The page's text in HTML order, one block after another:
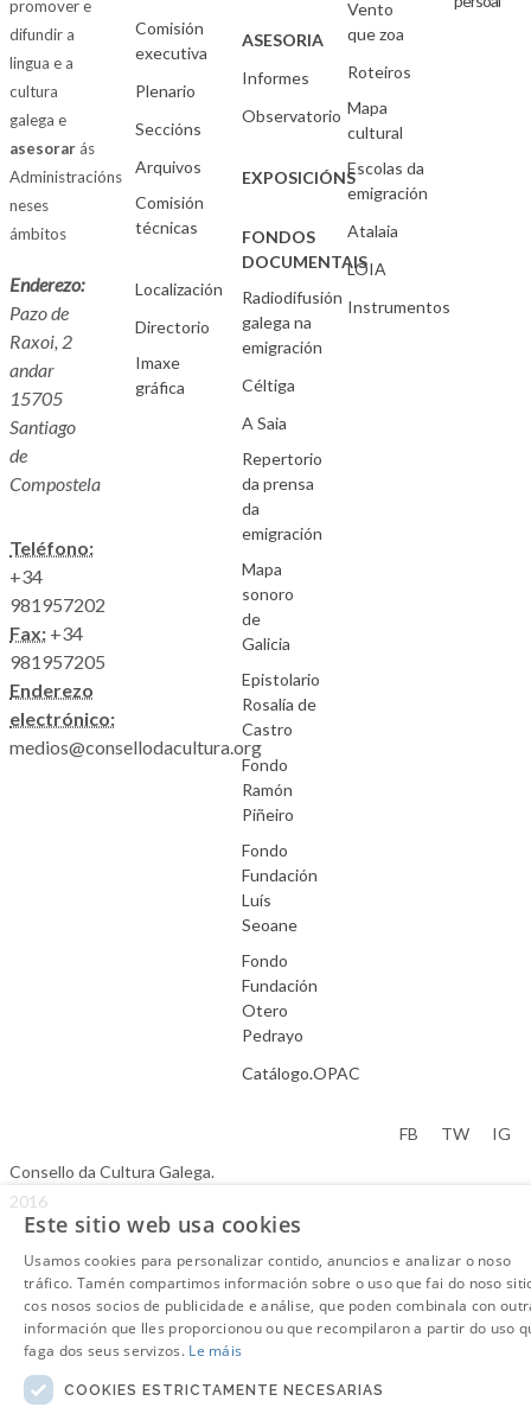
promover e
difundir a
lingua e a
cultura
galega e
asesorarás
Administracións
neses
ámbitos
Enderezo:
Pazo de
Raxoi, 2
andar
15705
Santiago
de
Compostela
Teléfono:
+34
981957202
Fax: +34
981957205
Enderezo
electrónico:
medios@consellodacultura.org
Comisión
executiva
Plenario
Seccións
Arquivos
Comisión
técnicas
Localización
Directorio
Imaxe
gráfica
ASESORIA
Informes
Observatorio
EXPOSICIÓNS
FONDOS
DOCUMENTAIS
Radiodifusión
galega na
emigración
Céltiga
A Saia
Repertorio
da prensa
da
emigración
Mapa
sonoro
de
Galicia
Epistolario
Rosalía de
Castro
Fondo
Ramón
Piñeiro
Fondo
Fundación
Luís
Seoane
Fondo
Fundación
Otero
Pedrayo
Catálogo.OPAC
Vento
que zoa
Roteiros
Mapa
cultural
Escolas da
emigración
Atalaia
LOIA
Instrumentos
Consello da Cultura Galega.
2016
FB TW IG
Este sitio web usa cookies
Usamos cookies para personalizar contido, anuncios e analizar o noso
tráfico. Tamén compartimos información sobre o uso que fai do noso
cos nosos socios de publicidade e análise, que poden combinala con
información que lles proporcionou ou que recompilaron a partir do uso
faga dos seus servizos. Le máis
COOKIES ESTRICTAMENTE NECESARIAS